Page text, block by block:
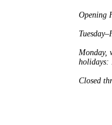
Opening
Monday,
holidays:
Closed